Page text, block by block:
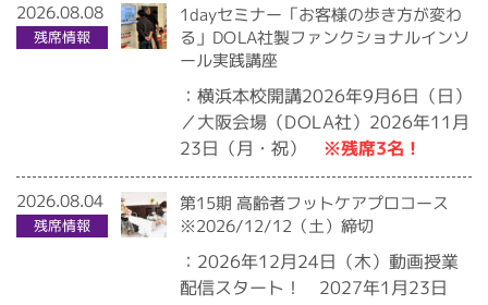
2026.08.08
残席情報
1dayセミナー「お客様の歩き方が変わ
る」DOLA社製ファンクショナルインソ
ール実践講座
：横浜本校開講2026年9月6日（日）
／大阪会場（DOLA社）2026年11月
23日（月・祝） ※残席3名！
2026.08.04
残席情報
第15期 高齢者フットケアプロコース
※2026/12/12（土）締切
：2026年12月24日（木）動画授業
配信スタート！ 2027年1月23日